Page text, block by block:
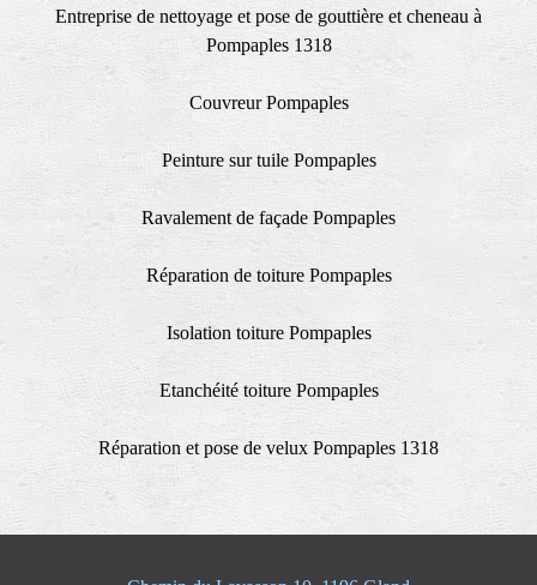
Entreprise de nettoyage et pose de gouttière et cheneau à
Pompaples 1318
Couvreur Pompaples
Peinture sur tuile Pompaples
Ravalement de façade Pompaples
Réparation de toiture Pompaples
Isolation toiture Pompaples
Etanchéité toiture Pompaples
Réparation et pose de velux Pompaples 1318